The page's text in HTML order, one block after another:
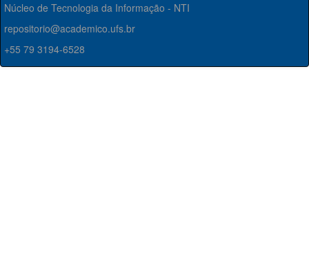
Núcleo de Tecnologia da Informação - NTI
repositorio@academico.ufs.br
+55 79 3194-6528